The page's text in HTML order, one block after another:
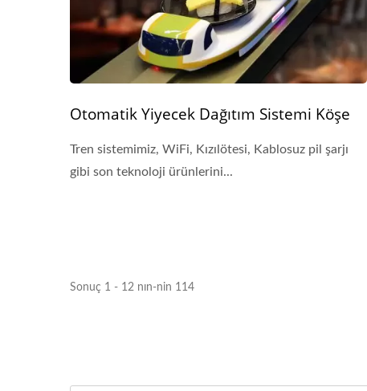
Otomatik Yiyecek Dağıtım Sistemi Köşe
Tren sistemimiz, WiFi, Kızılötesi, Kablosuz pil şarjı
gibi son teknoloji ürünlerini...
Sonuç 1 - 12 nın-nin 114